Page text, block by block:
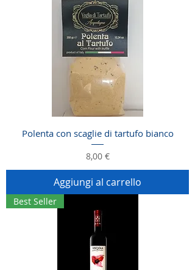
Polenta con scaglie di tartufo bianco
Prezzo
8,00 €
Aggiungi al carrello
Best Seller